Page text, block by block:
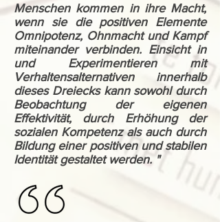
Menschen kommen in ihre Macht,
wenn sie die positiven Elemente
Omnipotenz, Ohnmacht und Kampf
miteinander verbinden. Einsicht in
und Experimentieren mit
Verhaltensalternativen innerhalb
dieses Dreiecks kann sowohl durch
Beobachtung der eigenen
Effektivität, durch Erhöhung der
sozialen Kompetenz als auch durch
Bildung einer positiven und stabilen
Identität gestaltet werden. "